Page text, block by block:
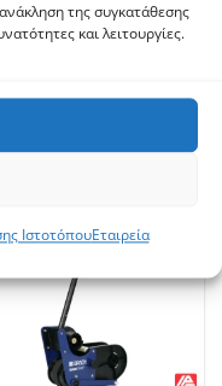
της συγκατάθεσης
και λειτουργίες.
ΙστοτόπουΕταιρεία
Brady Universal Plus
Chemical Pads